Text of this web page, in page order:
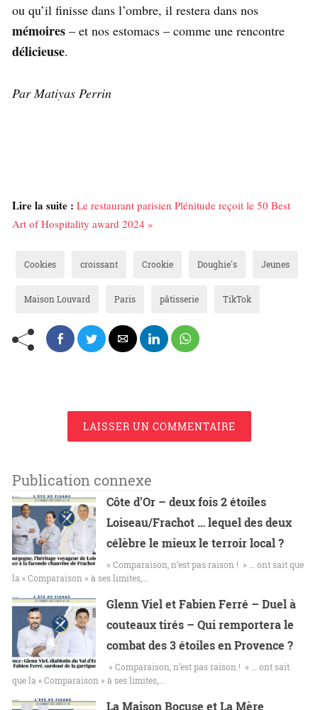
ou qu’il finisse dans l’ombre, il restera dans nos
mémoires – et nos estomacs – comme une rencontre
délicieuse.
Par Matiyas Perrin
Lire la suite : Le restaurant parisien Plénitude reçoit le 50 Best
Art of Hospitality award 2024 »
Cookies croissant Crookie Doughie's Jeunes
Maison Louvard Paris pâtisserie TikTok
LAISSER UN COMMENTAIRE
Publication connexe
Côte d’Or – deux fois 2 étoiles
Loiseau/Frachot … lequel des deux
célèbre le mieux le terroir local ?
» Comparaison, n’est pas raison ! » … ont sait que
la « Comparaison » à ses limites,…
Glenn Viel et Fabien Ferré – Duel à
couteaux tirés – Qui remportera le
combat des 3 étoiles en Provence ?
» Comparaison, n’est pas raison ! » … ont sait
que la « Comparaison » à ses limites,…
La Maison Bocuse et La Mère